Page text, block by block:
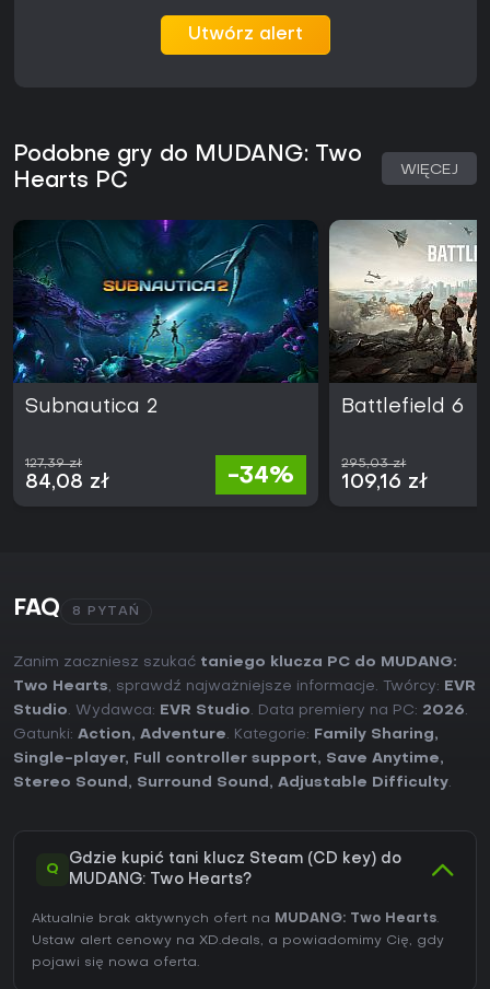
Utwórz alert
Podobne gry do MUDANG: Two
Hearts PC
WIĘCEJ
Subnautica 2
127,39 zł
84,08 zł -34%
Battlefield 6
295,03 zł
109,16 zł
FAQ 8 PYTAŃ
Zanim zaczniesz szukać taniego klucza PC do MUDANG:
Two Hearts, sprawdź najważniejsze informacje. Twórcy:
EVR
Studio. Wydawca: EVR Studio. Data premiery na PC: 2026.
Gatunki: Action, Adventure. Kategorie: Family Sharing,
Single-player, Full controller support, Save Anytime,
Stereo Sound , Surround Sound , Adjustable Difficulty.
Q
Gdzie kupić tani klucz Steam (CD key) do
MUDANG: Two Hearts?
Aktualnie brak aktywnych ofert na MUDANG: Two Hearts.
Ustaw alert cenowy na XD.deals, a powiadomimy Cię, gdy
pojawi się nowa oferta.